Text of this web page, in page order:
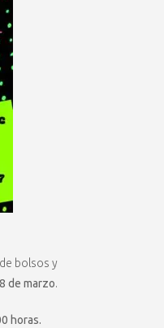
bolsos y
de marzo.
horas.